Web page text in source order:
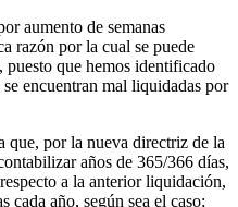
aumento de semanas
razón por la cual se puede
puesto que hemos identificado
encuentran mal liquidadas por
que, por la nueva directriz de la
años de 365/366 días,
a la anterior liquidación,
cada año, según sea el caso;